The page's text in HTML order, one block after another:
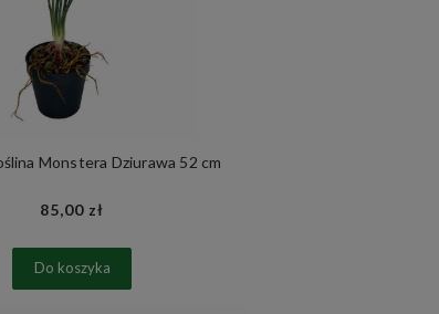
Monstera Dziurawa 52 cm
85,00 zł
Do koszyka